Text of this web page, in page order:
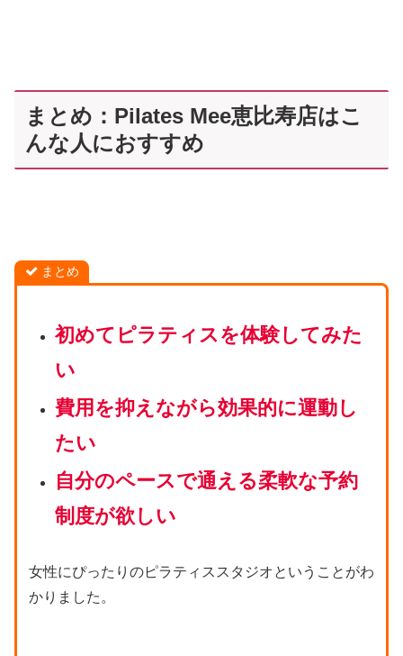
まとめ：Pilates Mee恵比寿店はこ
んな人におすすめ
まとめ
初めてピラティスを体験してみた
い
費用を抑えながら効果的に運動し
たい
自分のペースで通える柔軟な予約
制度が欲しい
女性にぴったりのピラティススタジオということがわ
かりました。